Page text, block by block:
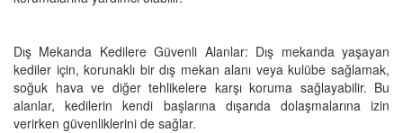
Dış Mekanda Kedilere Güvenli Alanlar: Dış mekanda yaşayan
kediler için, korunaklı bir dış mekan alanı veya kulübe sağlamak,
soğuk hava ve diğer tehlikelere karşı koruma sağlayabilir. Bu
alanlar, kedilerin kendi başlarına dışarıda dolaşmalarına izin
verirken güvenliklerini de sağlar.